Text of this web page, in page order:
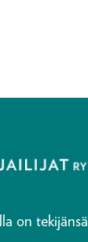
on tekijänsä